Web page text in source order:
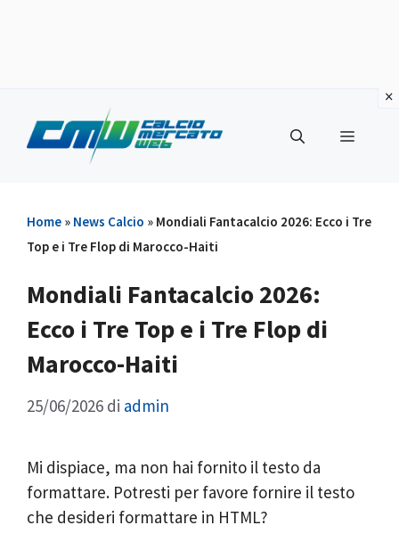
contenuto
Menu
Home » News Calcio » Mondiali Fantacalcio 2026: Ecco i Tre
Top e i Tre Flop di Marocco-Haiti
Mondiali Fantacalcio 2026:
Ecco i Tre Top e i Tre Flop di
Marocco-Haiti
25/06/2026 di admin
Mi dispiace, ma non hai fornito il testo da
formattare. Potresti per favore fornire il testo
che desideri formattare in HTML?